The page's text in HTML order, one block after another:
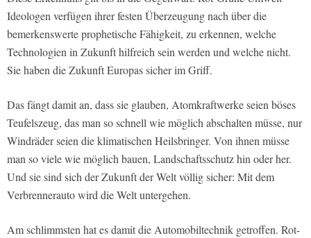
Ideologen verfügen ihrer festen Überzeugung nach über die
bemerkenswerte prophetische Fähigkeit, zu erkennen, welche
Technologien in Zukunft hilfreich sein werden und welche nicht.
Sie haben die Zukunft Europas sicher im Griff.
Das fängt damit an, dass sie glauben, Atomkraftwerke seien böses
Teufelszeug, das man so schnell wie möglich abschalten müsse, nur
Windräder seien die klimatischen Heilsbringer. Von ihnen müsse
man so viele wie möglich bauen, Landschaftsschutz hin oder her.
Und sie sind sich der Zukunft der Welt völlig sicher: Mit dem
Verbrennerauto wird die Welt untergehen.
Am schlimmsten hat es damit die Automobiltechnik getroffen. Rot-